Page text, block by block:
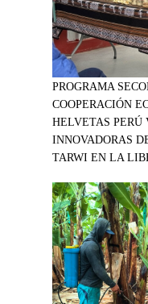
PROGRAMA
COOPERACIÓN
HELVETAS PERÚ
INNOVADORAS
TARWI EN LA